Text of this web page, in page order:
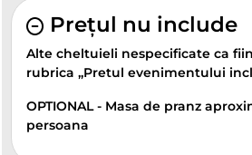
Prețul nu include
Alte cheltuieli nespecificate ca
rubrica „Pretul evenimentului
OPTIONAL - Masa de pranz
persoana